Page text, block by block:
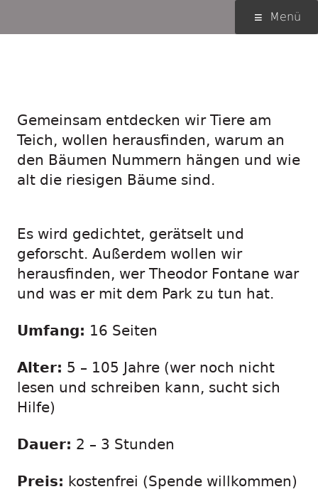
Menü
Menü
Gemeinsam entdecken wir Tiere am
Teich, wollen herausfinden, warum an
den Bäumen Nummern hängen und wie
alt die riesigen Bäume sind.
Es wird gedichtet, gerätselt und
geforscht. Außerdem wollen wir
herausfinden, wer Theodor Fontane war
und was er mit dem Park zu tun hat.
Umfang: 16 Seiten
Alter: 5 – 105 Jahre (wer noch nicht
lesen und schreiben kann, sucht sich
Hilfe)
Dauer: 2 – 3 Stunden
Preis: kostenfrei (Spende willkommen)